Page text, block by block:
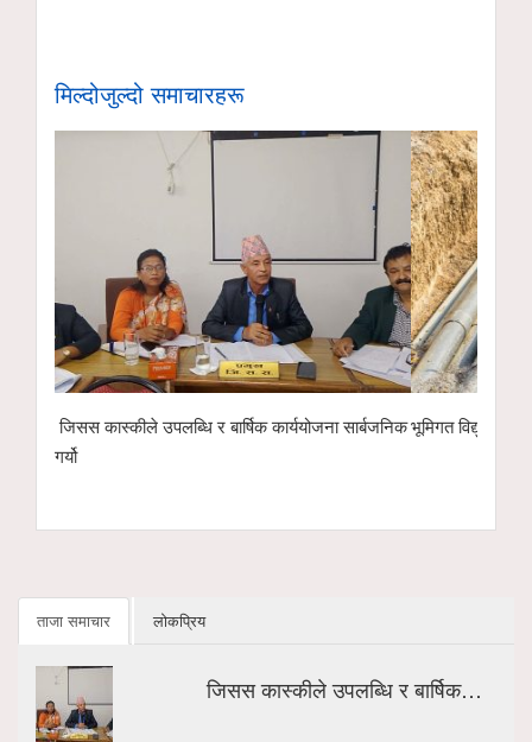
मिल्दोजुल्दो समाचारहरू
कास्कीले उपलब्धि र बार्षिक कार्ययोजना सार्बजनिकभूमिगत विद्युतीकरणअन्तर्गत
ताजा समाचार लोकप्रिय
जिसस कास्कीले उपलब्धि र बार्षिक…